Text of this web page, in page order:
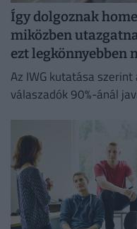
Így dolgoznak
miközben
ezt legkönnyebben
Az IWG kutatása
válaszadók 90%-ánál